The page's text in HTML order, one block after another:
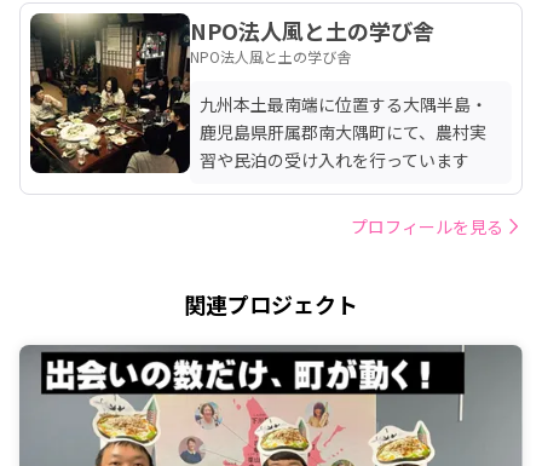
NPO法人風と土の学び舎
NPO法人風と土の学び舎
九州本土最南端に位置する大隅半島・
鹿児島県肝属郡南大隅町にて、農村実
習や民泊の受け入れを行っています
プロフィールを見る
関連プロジェクト